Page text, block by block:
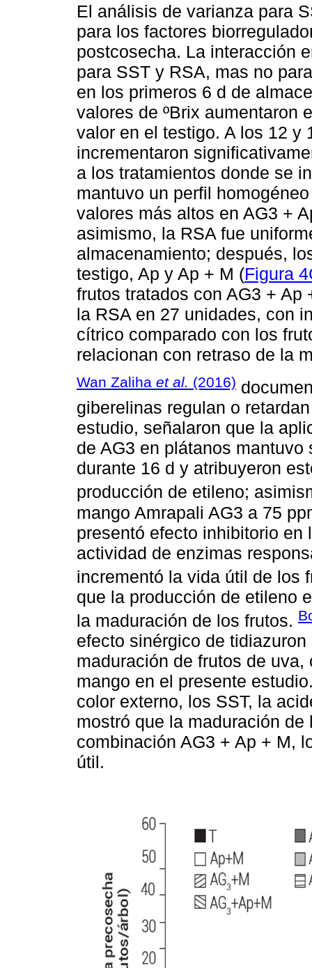
El análisis de varianza para
para los factores
postcosecha. La interacción
para SST y RSA, mas no
en los primeros 6 d de
valores de ºBrix aumentaron
valor en el testigo. A los 12 y
incrementaron
a los tratamientos donde se
mantuvo un perfil
valores más altos en AG3 +
asimismo, la RSA fue
almacenamiento; después,
testigo, Ap y Ap + M (Figura
frutos tratados con AG3 + Ap
la RSA en 27 unidades, con
cítrico comparado con los
relacionan con retraso de la
Wan Zaliha et al. (2016)
giberelinas regulan o
estudio, señalaron que la
de AG3 en plátanos
durante 16 d y atribuyeron
producción de etileno;
mango Amrapali AG3 a 75
presentó efecto inhibitorio
actividad de enzimas
incrementó la vida útil de los
que la producción de etileno
la maduración de los frutos.
efecto sinérgico de
maduración de frutos de
mango en el presente
color externo, los SST, la
mostró que la maduración
combinación AG3 + Ap + M,
útil.